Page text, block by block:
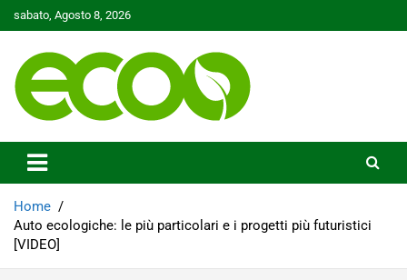
to
sabato, Agosto 8, 2026
Ecoo.it
Home
Auto ecologiche: le più particolari e i progetti più futuristici
[VIDEO]